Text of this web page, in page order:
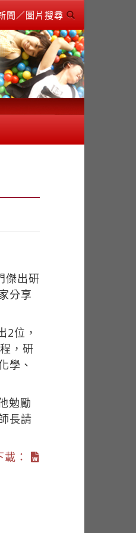
聞／圖片搜尋
傑出研
分享
2位，
，研
學、
勉勵
長請
載：